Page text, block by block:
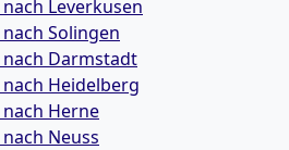
Leverkusen
Solingen
Darmstadt
Heidelberg
Herne
Neuss